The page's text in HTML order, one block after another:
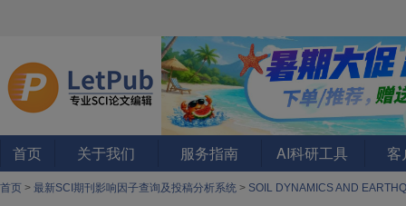
首页 关于我们 服务指南 AI科研工具 客
首页 > 最新SCI期刊影响因子查询及投稿分析系统 > SOIL DYNAMICS AND